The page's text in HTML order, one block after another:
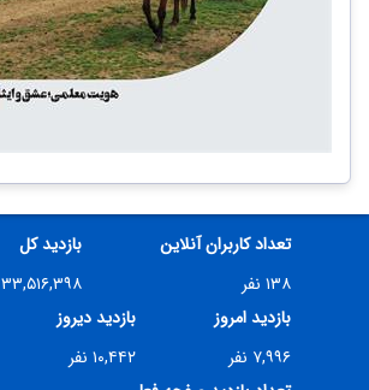
تعداد کاربران آنلاین
۱۳۸ نفر
بازدید کل
۳۳,۵۱۶,۳۹۸ نفر
بازدید امروز
۷,۹۹۶ نفر
بازدید دیروز
۱۰,۴۴۲ نفر